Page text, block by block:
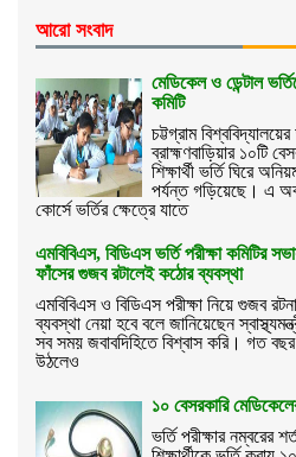
আরো সংবাদ
মেডিকেল ও ডেন্টাল
কমিটি
চট্টগ্রাম
ব্রাহ্মণবাড়িয়ার ১০টি
শিক্ষার্থী ভর্তি ঘিরে
পর্যন্ত গড়িয়েছে। এ
কোর্সে ভর্তির ক্ষেত্রে যাতে
এমবিবিএস, বিডিএস ভর্তি পরীক্ষা কমিটির
ফাঁসের গুজব রটালেই কঠোর ব্যবস্থা
এমবিবিএস ও বিডিএস পরীক্ষা নিয়ে গুজব
ব্যবস্থা নেয়া হবে বলে জানিয়েছেন
সব সময় জবাবদিহিতে বিশ্বাস করি। গত
উঠলেও
১০ বেসরকারি
ভর্তি পরীক্ষার নম্বরের